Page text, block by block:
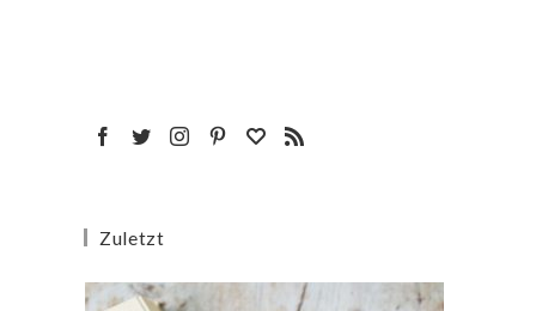
Zuletzt